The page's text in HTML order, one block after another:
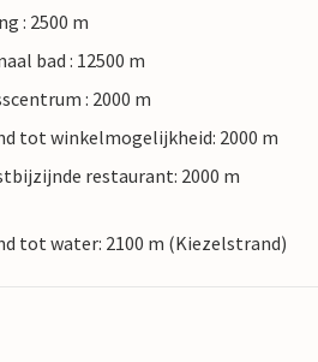
: 2500 m
bad : 12500 m
: 2000 m
tot winkelmogelijkheid: 2000 m
restaurant: 2000 m
tot water: 2100 m (Kiezelstrand)